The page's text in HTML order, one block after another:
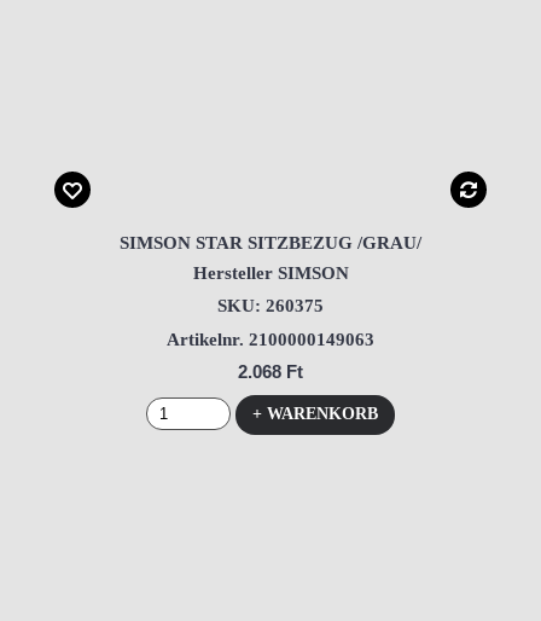
SIMSON STAR SITZBEZUG /GRAU/
Hersteller SIMSON
SKU: 260375
Artikelnr. 2100000149063
2.068 Ft
+ WARENKORB